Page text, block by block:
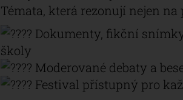
Témata, která rezonují nejen na
Dokumenty, fikční
školy
Moderované debaty a
Festival přístupný pro